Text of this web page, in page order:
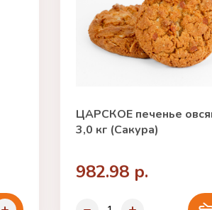
ЦАРСКОЕ печенье
3,0 кг (Сакура)
982.98 р.